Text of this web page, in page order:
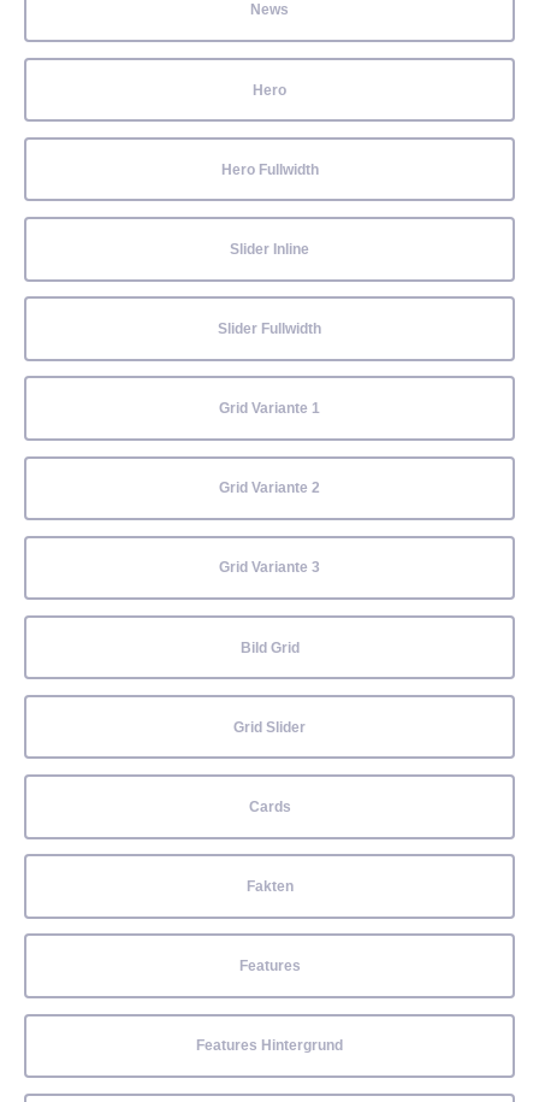
News
Hero
Hero Fullwidth
Slider Inline
Slider Fullwidth
Grid Variante 1
Grid Variante 2
Grid Variante 3
Bild Grid
Grid Slider
Cards
Fakten
Features
Features Hintergrund